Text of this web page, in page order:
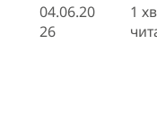
04.06.20
26
1 хв